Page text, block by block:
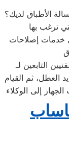
الأطباق لديك؟
من 10 سنوات في خدمات إصلاحات
التابعين لـ
العطل، ثم القيام